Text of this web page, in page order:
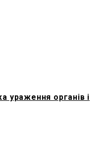
ураження органів і